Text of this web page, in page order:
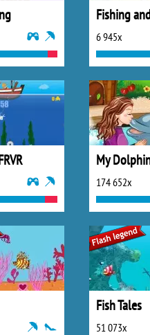
Fishing
6 945x
My
174 652x
Fish Tales
51 073x